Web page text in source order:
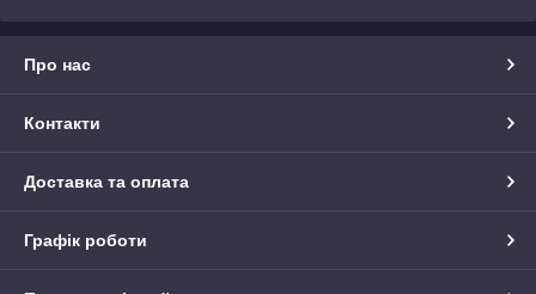
Про нас
Контакти
Доставка та оплата
Графік роботи